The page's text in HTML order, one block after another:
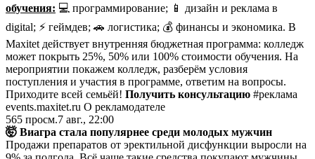
обучения: 💻 программирование; 📱 дизайн и реклама в
digital; ⚡ геймдев; 🚗 логистика; 💰 финансы и экономика. В
Maxitet действует внутренняя бюджетная программа: колледж
может покрыть 25%, 50% или 100% стоимости обучения. На
мероприятии покажем колледж, разберём условия
поступления и участия в программе, ответим на вопросы.
Приходите всей семьёй! Получить консультацию #реклама
events.maxitet.ru О рекламодателе
565 просм.7 авг., 22:00
🤯 Виагра стала популярнее среди молодых мужчин
Продажи препаратов от эректильной дисфункции выросли на